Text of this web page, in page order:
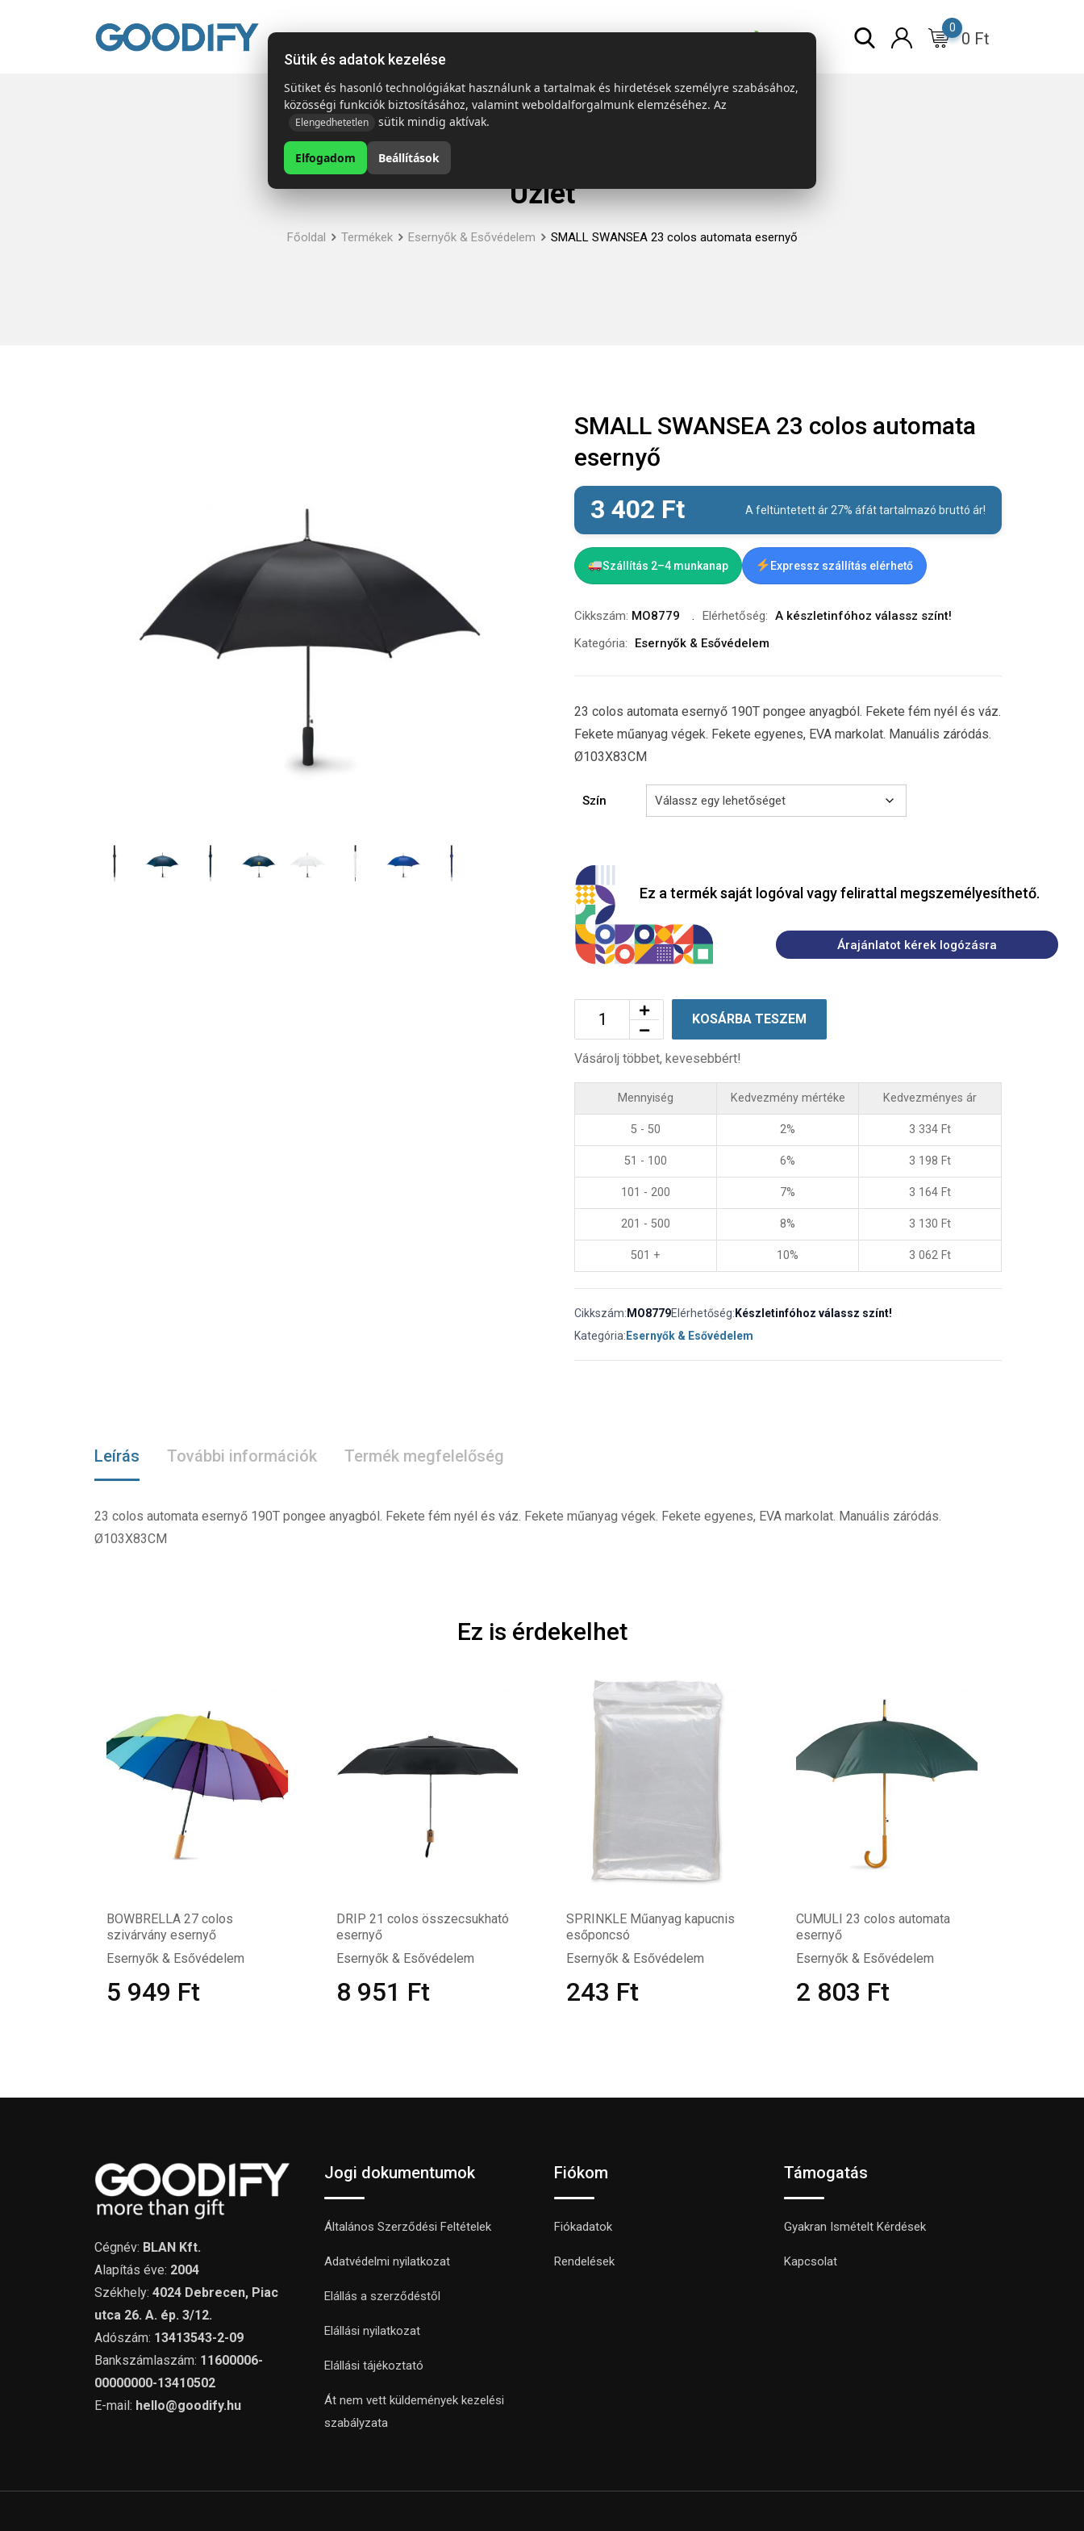
Kezdőlap Termékek Emblémázás és szállítás Tech = Kedvező ár ESG 0 Ft
0
Üzlet
Főoldal Termékek Esernyők & Esővédelem SMALL SWANSEA 23 colos automata esernyő
SMALL SWANSEA 23 colos automata
esernyő
3 402 Ft A feltüntetett ár 27% áfát tartalmazó bruttó ár!
Szállítás 2–4 munkanap Expressz szállítás elérhető
Cikkszám: MO8779 Elérhetőség: A készletinfóhoz válassz színt!
Kategória:
Esernyők & Esővédelem
23 colos automata esernyő 190T pongee anyagból. Fekete fém nyél és váz.
Fekete műanyag végek. Fekete egyenes, EVA markolat. Manuális záródás.
Ø103X83CM
Szín
Ez a termék saját logóval vagy felirattal megszemélyesíthető.
Árajánlatot kérek logózásra
KOSÁRBA TESZEM
Vásárolj többet, kevesebbért!
Mennyiség Kedvezmény mértéke Kedvezményes ár
5 - 50 2% 3 334 Ft
51 - 100 6% 3 198 Ft
101 - 200 7% 3 164 Ft
201 - 500 8% 3 130 Ft
501 + 10% 3 062 Ft
Cikkszám: MO8779Elérhetőség: Készletinfóhoz válassz színt!
Kategória: Esernyők & Esővédelem
Leírás További információk Termék megfelelőség
23 colos automata esernyő 190T pongee anyagból. Fekete fém nyél és váz. Fekete műanyag végek. Fekete egyenes, EVA markolat. Manuális záródás.
Ø103X83CM
Ez is érdekelhet
BOWBRELLA 27 colos
szivárvány esernyő
Esernyők & Esővédelem
5 949 Ft
DRIP 21 colos összecsukható
esernyő
Esernyők & Esővédelem
8 951 Ft
SPRINKLE Műanyag kapucnis
esőponcsó
Esernyők & Esővédelem
243 Ft
CUMULI 23 colos automata
esernyő
Esernyők & Esővédelem
2 803 Ft
Cégnév: BLAN Kft.
Alapítás éve: 2004
Székhely: 4024 Debrecen, Piac
utca 26. A. ép. 3/12.
Adószám: 13413543-2-09
Bankszámlaszám: 11600006-
00000000-13410502
E-mail: hello@goodify.hu
Jogi dokumentumok
Általános Szerződési Feltételek
Adatvédelmi nyilatkozat
Elállás a szerződéstől
Elállási nyilatkozat
Elállási tájékoztató
Át nem vett küldemények kezelési
szabályzata
Fiókom
Fiókadatok
Rendelések
Támogatás
Gyakran Ismételt Kérdések
Kapcsolat
Sütik és adatok kezelése
Sütiket és hasonló technológiákat használunk a tartalmak és hirdetések személyre szabásához,
közösségi funkciók biztosításához, valamint weboldalforgalmunk elemzéséhez. Az
Elengedhetetlen sütik mindig aktívak.
Elfogadom Beállítások